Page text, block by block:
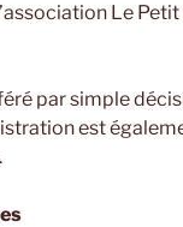
Le
par simple
est